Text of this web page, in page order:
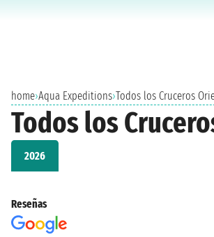
home›Aqua Expeditions›Todos los Cruceros
Todos los
2026
Reseñas